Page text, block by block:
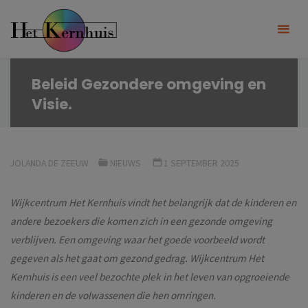
naar
Beleid Gezondere omgeving en
Visie.
JOLANDA DE ZEEUW NIEUWS 1 SEPTEMBER 2025
Wijkcentrum Het Kernhuis vindt het belangrijk dat de kinderen en
andere bezoekers die komen zich in een gezonde omgeving
verblijven. Een omgeving waar het goede voorbeeld wordt
gegeven als het gaat om gezond gedrag. Wijkcentrum Het
Kernhuis is een veel bezochte plek in het leven van opgroeiende
kinderen en de volwassenen die hen omringen.